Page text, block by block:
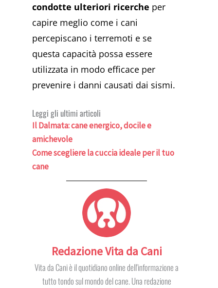
condotte ulteriori ricerche per
capire meglio come i cani
percepiscano i terremoti e se
questa capacità possa essere
utilizzata in modo efficace per
prevenire i danni causati dai sismi.
Leggi gli ultimi articoli
Il Dalmata: cane energico, docile e
amichevole
Come scegliere la cuccia ideale per il tuo
cane
Redazione Vita da Cani
Vita da Cani è il quotidiano online dell'informazione a
tutto tondo sul mondo del cane. Una redazione